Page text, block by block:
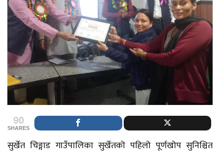
90
SHARES
सुर्खेत चिङ्गाड गाउँपालिका सुर्खेतको पहिलो पूर्णखोप सुनिश्चित